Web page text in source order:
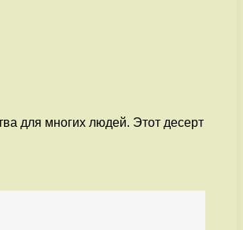
для многих людей. Этот десерт